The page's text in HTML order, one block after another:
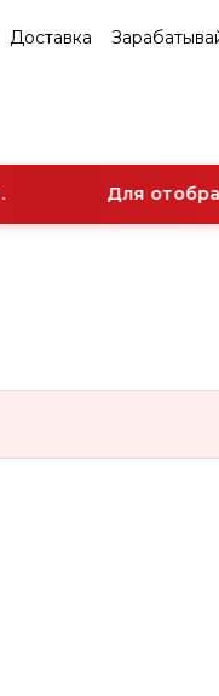
Доставка
Для